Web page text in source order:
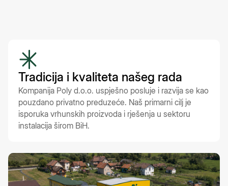
Tradicija i kvaliteta našeg rada
Kompanija Poly d.o.o. uspješno posluje i razvija se kao
pouzdano privatno preduzeće. Naš primarni cilj je
isporuka vrhunskih proizvoda i rješenja u sektoru
instalacija širom BiH.